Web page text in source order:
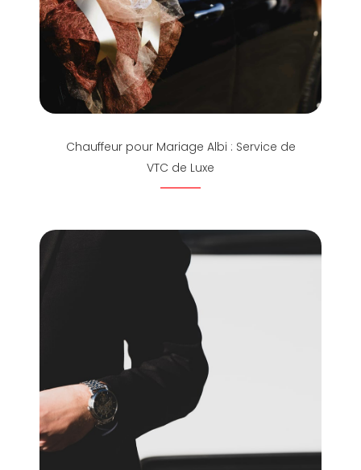
Chauffeur pour Mariage Albi : Service de
VTC de Luxe